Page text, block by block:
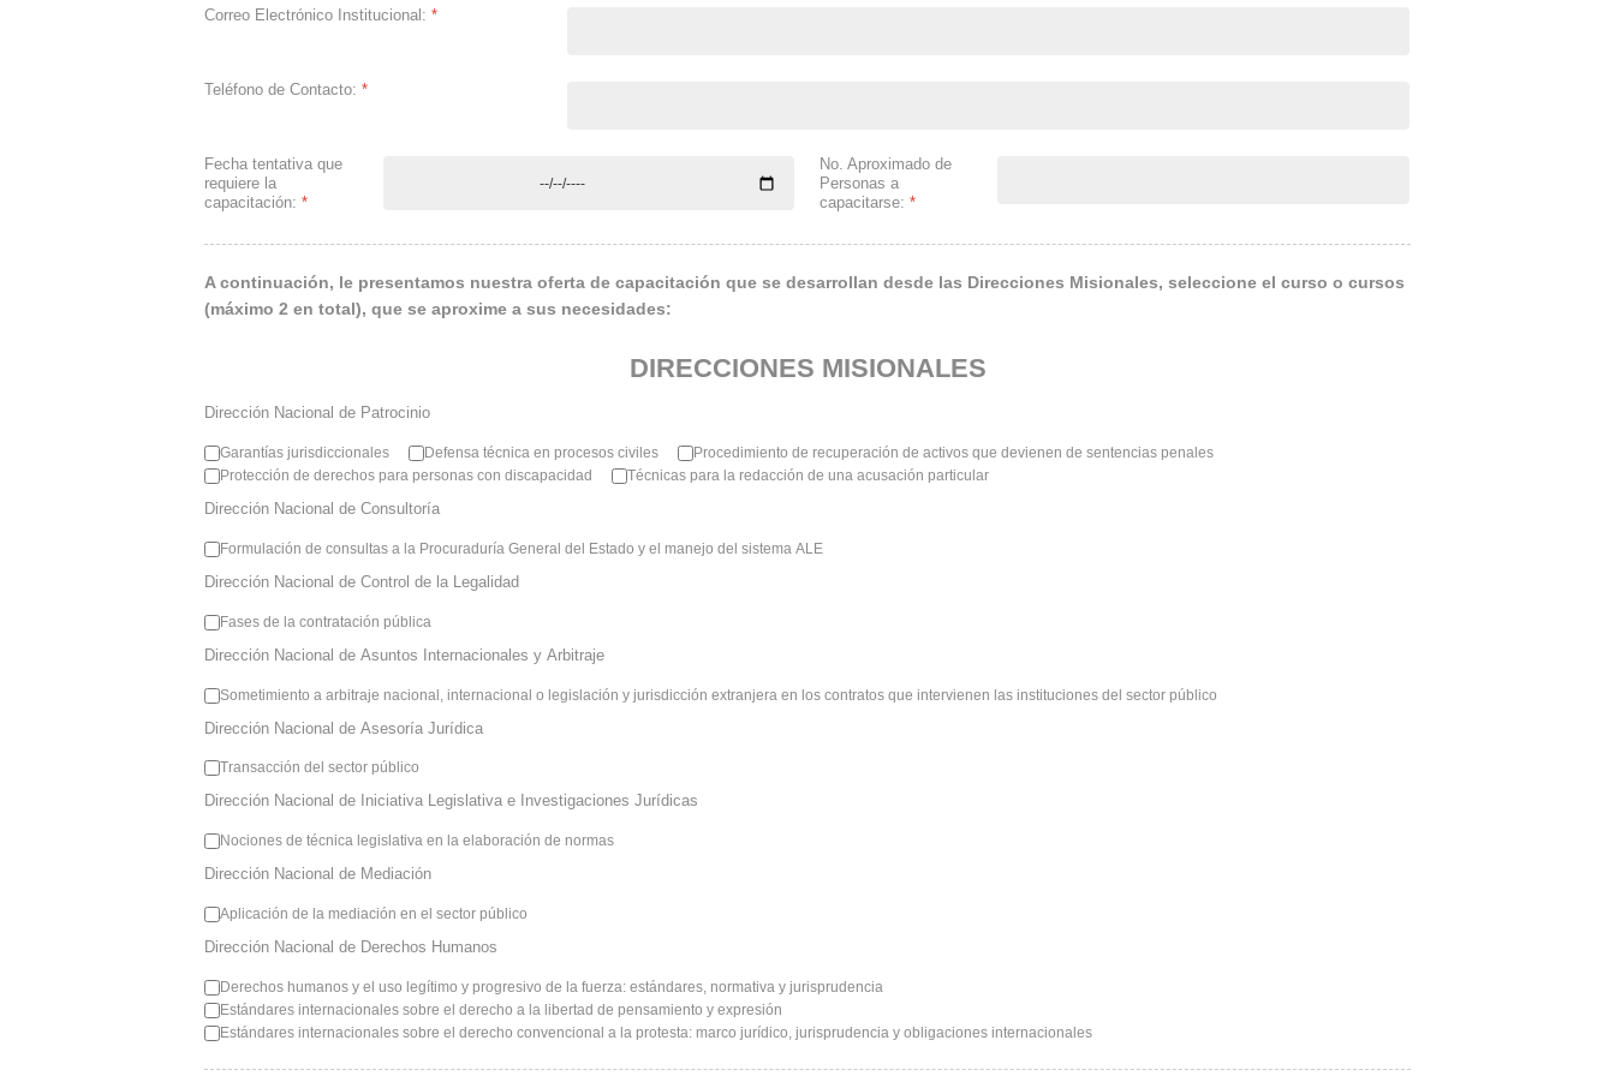
Correo Electrónico Institucional:*
Teléfono de Contacto:*
Fecha tentativa que
requiere la
capacitación:*
No. Aproximado de
Personas a
capacitarse: *
A continuación, le presentamos nuestra oferta de capacitación que se desarrollan desde las Direcciones Misionales, seleccione el curso o cursos
(máximo 2 en total), que se aproxime a sus necesidades:
DIRECCIONES MISIONALES
Dirección Nacional de Patrocinio
Garantías jurisdiccionales Defensa técnica en procesos civiles
Procedimiento de recuperación de activos que devienen de sentencias penales
Protección de derechos para personas con discapacidad
Técnicas para la redacción de una acusación particular
Dirección Nacional de Consultoría
Formulación de consultas a la Procuraduría General del Estado y el manejo del sistema ALE
Dirección Nacional de Control de la Legalidad
Fases de la contratación pública
Dirección Nacional de Asuntos Internacionales y Arbitraje
Sometimiento a arbitraje nacional, internacional o legislación y jurisdicción extranjera en los contratos que intervienen las instituciones del sector público
Dirección Nacional de Asesoría Jurídica
Transacción del sector público
Dirección Nacional de Iniciativa Legislativa e Investigaciones Jurídicas
Nociones de técnica legislativa en la elaboración de normas
Dirección Nacional de Mediación
Aplicación de la mediación en el sector público
Dirección Nacional de Derechos Humanos
Derechos humanos y el uso legítimo y progresivo de la fuerza: estándares, normativa y jurisprudencia
Estándares internacionales sobre el derecho a la libertad de pensamiento y expresión
Estándares internacionales sobre el derecho convencional a la protesta: marco jurídico, jurisprudencia y obligaciones internacionales